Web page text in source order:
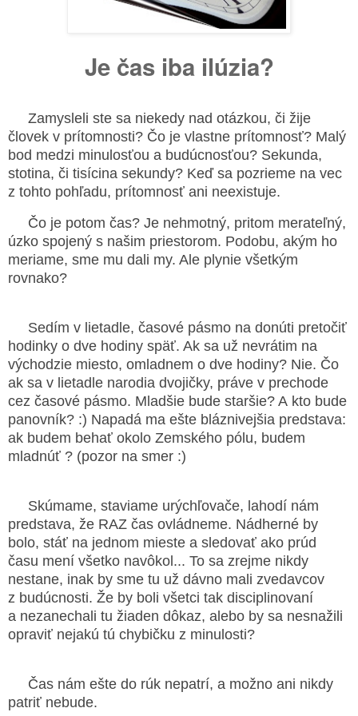
Je čas iba ilúzia?
Zamysleli ste sa niekedy nad otázkou, či žije
človek v prítomnosti? Čo je vlastne prítomnosť? Malý
bod medzi minulosťou a budúcnosťou? Sekunda,
stotina, či tisícina sekundy? Keď sa pozrieme na vec
z tohto pohľadu, prítomnosť ani neexistuje.
Čo je potom čas? Je nehmotný, pritom merateľný,
úzko spojený s našim priestorom. Podobu, akým ho
meriame, sme mu dali my. Ale plynie všetkým
rovnako?
Sedím v lietadle, časové pásmo na donúti pretočiť
hodinky o dve hodiny späť. Ak sa už nevrátim na
východzie miesto, omladnem o dve hodiny? Nie. Čo
ak sa v lietadle narodia dvojičky, práve v prechode
cez časové pásmo. Mladšie bude staršie? A kto bude
panovník? :) Napadá ma ešte bláznivejšia predstava:
ak budem behať okolo Zemského pólu, budem
mladnúť ? (pozor na smer :)
Skúmame, staviame urýchľovače, lahodí nám
predstava, že RAZ čas ovládneme. Nádherné by
bolo, stáť na jednom mieste a sledovať ako prúd
času mení všetko navôkol... To sa zrejme nikdy
nestane, inak by sme tu už dávno mali zvedavcov
z budúcnosti. Že by boli všetci tak disciplinovaní
a nezanechali tu žiaden dôkaz, alebo by sa nesnažili
opraviť nejakú tú chybičku z minulosti?
Čas nám ešte do rúk nepatrí, a možno ani nikdy
patriť nebude.